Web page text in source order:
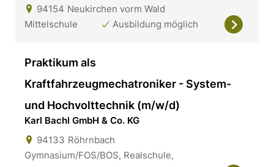
94154 Neukirchen vorm Wald
Mittelschule
Ausbildung möglich
Praktikum als
Kraftfahrzeugmechatroniker - System-
und Hochvolttechnik (m/w/d)
Karl Bachl GmbH & Co. KG
94133 Röhrnbach
Gymnasium/FOS/BOS, Realschule,